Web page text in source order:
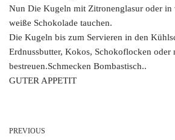
Nun Die Kugeln mit Zitronenglasur oder in
weiße Schokolade tauchen.
Die Kugeln bis zum Servieren in den
Erdnussbutter, Kokos, Schokoflocken oder
bestreuen.Schmecken Bombastisch..
GUTER APPETIT
PREVIOUS